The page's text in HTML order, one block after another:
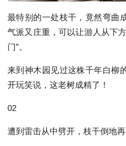
最特别的一处枝干，竟然弯曲
气派又庄重，可以让游人从下
门”。
来到神木园见过这株千年白柳
开玩笑说，这老树成精了！
02
遭到雷击从中劈开，枝干倒地